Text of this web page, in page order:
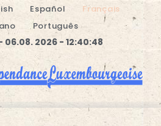
Español
Français
Português
2026 - 12:40:49